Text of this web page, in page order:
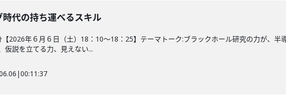
時代の持ち運べるスキル
2026年６月６日（土）18：10～18：25】テーマトーク:ブラックホール研究の力が、半
仮説を立てる力、見えない...
|00:11:37